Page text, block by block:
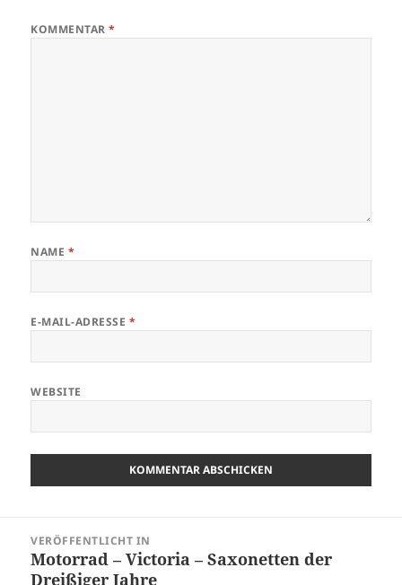
KOMMENTAR*
NAME *
E-MAIL-ADRESSE *
WEBSITE
VERÖFFENTLICHT IN
Motorrad – Victoria – Saxonetten der
Dreißiger Jahre